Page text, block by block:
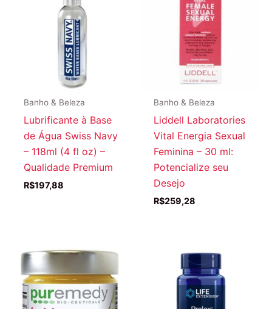
Banho & Beleza
Lubrificante à Base
de Água Swiss Navy
– 118ml (4 fl oz) –
Qualidade Premium
R$197,88
Banho & Beleza
Liddell Laboratories
Vital Energia Sexual
Feminina – 30 ml:
Potencialize seu
Desejo
R$259,28